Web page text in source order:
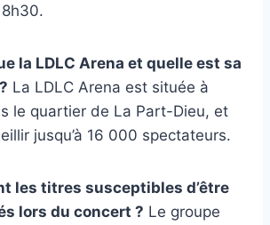
la LDLC Arena et quelle est sa
La LDLC Arena est située à
le quartier de La Part-Dieu, et
jusqu’à 16 000 spectateurs.
les titres susceptibles d’être
lors du concert ? Le groupe